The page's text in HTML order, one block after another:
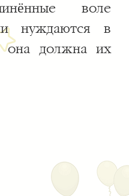
воле
нуждаются в
она должна их